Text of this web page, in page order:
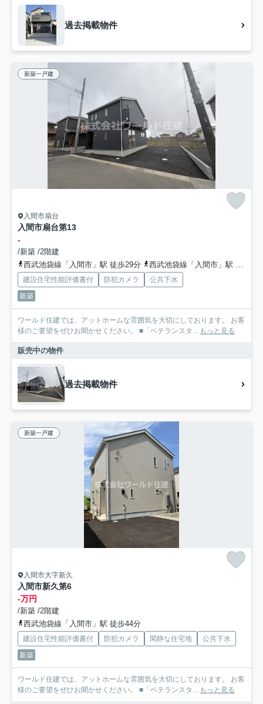
過去掲載物件
新築一戸建
入間市扇台
入間市扇台第13
-
/新築 /2階建
西武池袋線「入間市」駅 徒歩29分
西武池袋線「入間市」駅 バス16分 西武バス「扇町屋」 停歩11分
建設住宅性能評価書付 防犯カメラ
公共下水
新築
ワールド住建では、アットホームな雰囲気を大切にしております。 お客
様のご要望をぜひお聞かせください。 ■「ベテランスタ... もっと見る
販売中の物件
過去掲載物件
新築一戸建
入間市大字新久
入間市新久第6
-万円
/新築 /2階建
西武池袋線「入間市」駅 徒歩44分
建設住宅性能評価書付 防犯カメラ 閑静な住宅地
公共下水
新築
ワールド住建では、アットホームな雰囲気を大切にしております。 お客
様のご要望をぜひお聞かせください。 ■「ベテランスタ... もっと見る